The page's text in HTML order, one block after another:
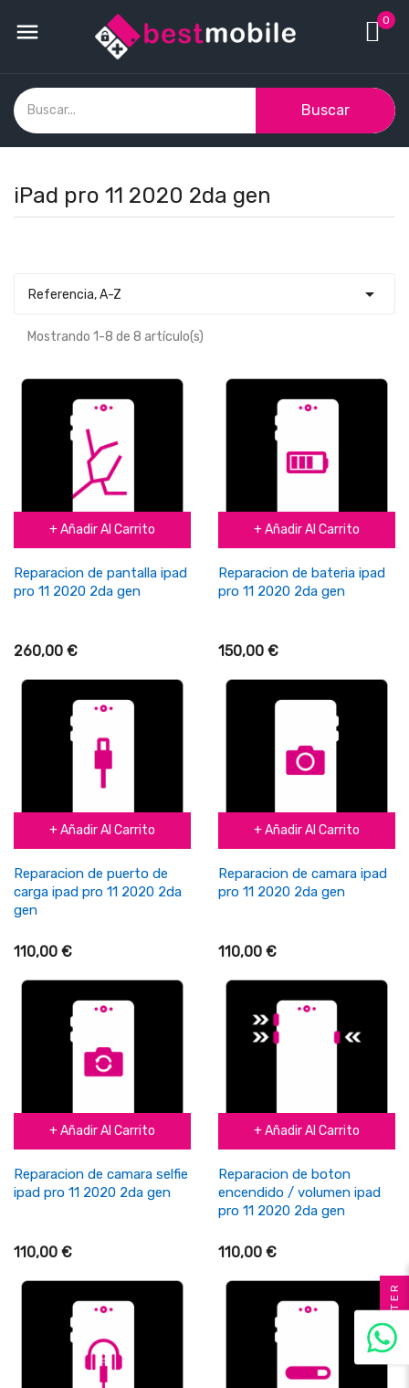
 0
Buscar
iPad pro 11 2020 2da gen
Referencia, A-Z 
Mostrando 1-8 de 8 artículo(s)
+ Añadir Al Carrito
Reparacion de pantalla ipad
pro 11 2020 2da gen
260,00 €
+ Añadir Al Carrito
Reparacion de bateria ipad
pro 11 2020 2da gen
150,00 €
+ Añadir Al Carrito
Reparacion de puerto de
carga ipad pro 11 2020 2da
gen
110,00 €
+ Añadir Al Carrito
Reparacion de camara ipad
pro 11 2020 2da gen
110,00 €
+ Añadir Al Carrito
Reparacion de camara selfie
ipad pro 11 2020 2da gen
110,00 €
+ Añadir Al Carrito
Reparacion de boton
encendido / volumen ipad
pro 11 2020 2da gen
110,00 €
FILTER